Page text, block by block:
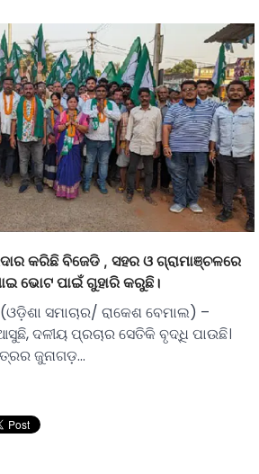
କରିଛି ବିଜେଡି , ସହର ଓ ଗ୍ରାମାଞ୍ଚଳରେ
ଭୋଟ ପାଇଁ ଗୁହାରି କରୁଛି।
ସମାଚାର/ ରାକେଶ ବେମାଲ) –
ଦଳୀୟ ପ୍ରଚାର ସେତିକି ବୃଦ୍ଧି ପାଉଛି।
ଜୁନାଗଡ଼…